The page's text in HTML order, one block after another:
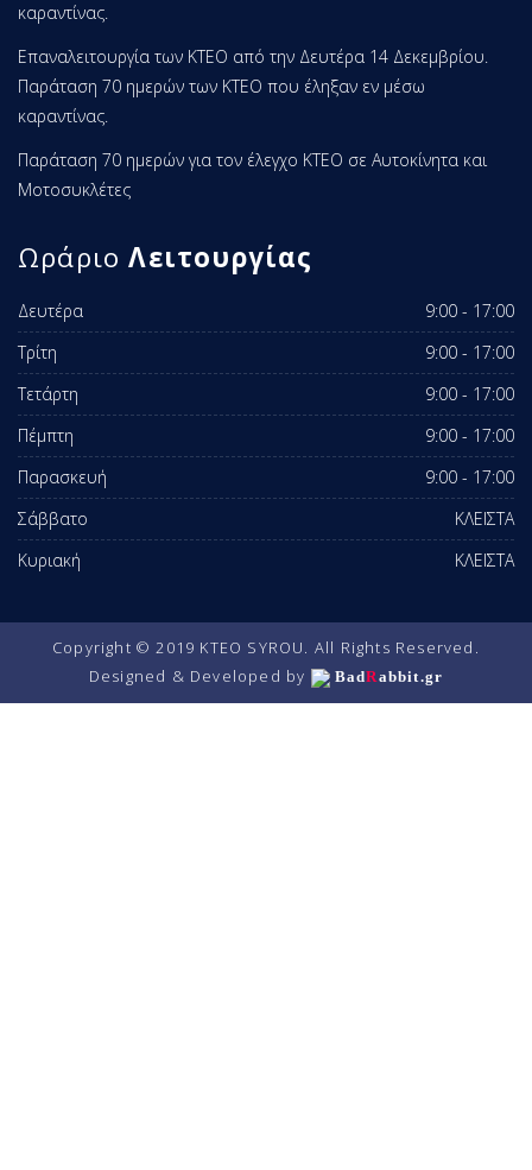
καραντίνας.
Επαναλειτουργία των ΚΤΕΟ από την Δευτέρα 14 Δεκεμβρίου.
Παράταση 70 ημερών των ΚΤΕΟ που έληξαν εν μέσω
καραντίνας.
Παράταση 70 ημερών για τον έλεγχο ΚΤΕΟ σε Αυτοκίνητα και
Μοτοσυκλέτες
Ωράριο Λειτουργίας
Δευτέρα
9:00 - 17:00
Τρίτη
9:00 - 17:00
Τετάρτη
9:00 - 17:00
Πέμπτη
9:00 - 17:00
Παρασκευή
9:00 - 17:00
Σάββατο
ΚΛΕΙΣΤΑ
Κυριακή
ΚΛΕΙΣΤΑ
Copyright © 2019 KTEO SYROU. All Rights Reserved.
Designed & Developed by
BadRabbit.gr